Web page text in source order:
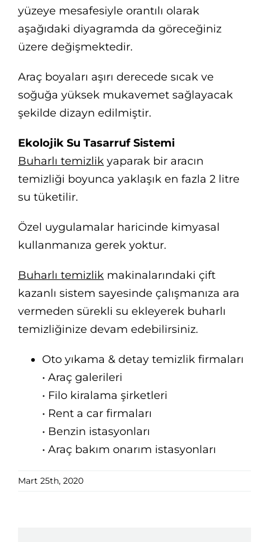
yüzeye mesafesiyle orantılı olarak
aşağıdaki diyagramda da göreceğiniz
üzere değişmektedir.
Araç boyaları aşırı derecede sıcak ve
soğuğa yüksek mukavemet sağlayacak
şekilde dizayn edilmiştir.
Ekolojik Su Tasarruf Sistemi
Buharlı temizlik yaparak bir aracın
temizliği boyunca yaklaşık en fazla 2 litre
su tüketilir.
Özel uygulamalar haricinde kimyasal
kullanmanıza gerek yoktur.
Buharlı temizlik makinalarındaki çift
kazanlı sistem sayesinde çalışmanıza ara
vermeden sürekli su ekleyerek buharlı
temizliğinize devam edebilirsiniz.
Oto yıkama & detay temizlik firmaları
• Araç galerileri
• Filo kiralama şirketleri
• Rent a car firmaları
• Benzin istasyonları
• Araç bakım onarım istasyonları
Mart 25th, 2020